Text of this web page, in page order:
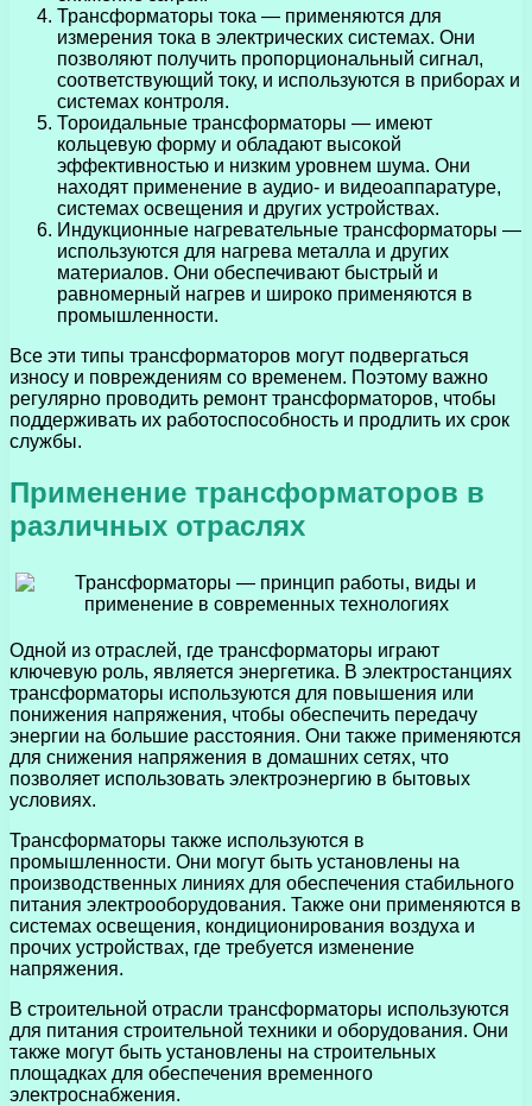
Трансформаторы тока — применяются для
измерения тока в электрических системах. Они
позволяют получить пропорциональный сигнал,
соответствующий току, и используются в приборах и
системах контроля.
Тороидальные трансформаторы — имеют
кольцевую форму и обладают высокой
эффективностью и низким уровнем шума. Они
находят применение в аудио- и видеоаппаратуре,
системах освещения и других устройствах.
Индукционные нагревательные трансформаторы —
используются для нагрева металла и других
материалов. Они обеспечивают быстрый и
равномерный нагрев и широко применяются в
промышленности.
Все эти типы трансформаторов могут подвергаться
износу и повреждениям со временем. Поэтому важно
регулярно проводить ремонт трансформаторов, чтобы
поддерживать их работоспособность и продлить их срок
службы.
Применение трансформаторов в
различных отраслях
Одной из отраслей, где трансформаторы играют
ключевую роль, является энергетика. В электростанциях
трансформаторы используются для повышения или
понижения напряжения, чтобы обеспечить передачу
энергии на большие расстояния. Они также применяются
для снижения напряжения в домашних сетях, что
позволяет использовать электроэнергию в бытовых
условиях.
Трансформаторы также используются в
промышленности. Они могут быть установлены на
производственных линиях для обеспечения стабильного
питания электрооборудования. Также они применяются в
системах освещения, кондиционирования воздуха и
прочих устройствах, где требуется изменение
напряжения.
В строительной отрасли трансформаторы используются
для питания строительной техники и оборудования. Они
также могут быть установлены на строительных
площадках для обеспечения временного
электроснабжения.